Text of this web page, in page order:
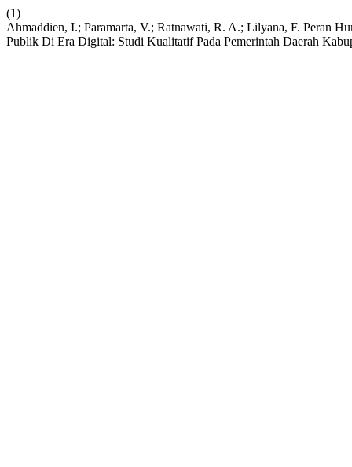
(1)
Ahmaddien, I.; Paramarta, V.; Ratnawati, R. A.; Lilyana, F. Peran
Publik Di Era Digital: Studi Kualitatif Pada Pemerintah Daerah